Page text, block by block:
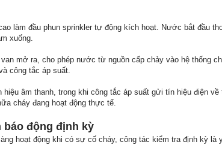
làm đầu phun sprinkler tự động kích hoạt. Nước bắt đầu
xuống.
mở ra, cho phép nước từ nguồn cấp chảy vào hệ thống
công tắc áp suất.
âm thanh, trong khi công tắc áp suất gửi tín hiệu điện về
cháy đang hoạt động thực tế.
báo động định kỳ
hoạt động khi có sự cố cháy, công tác kiểm tra định kỳ là